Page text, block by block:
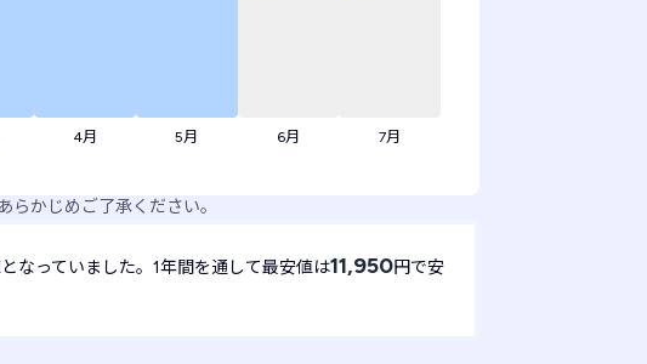
4月 5月 6月 7月
かじめご了承ください。
なっていました。1年間を通して最安値は11,950円で安